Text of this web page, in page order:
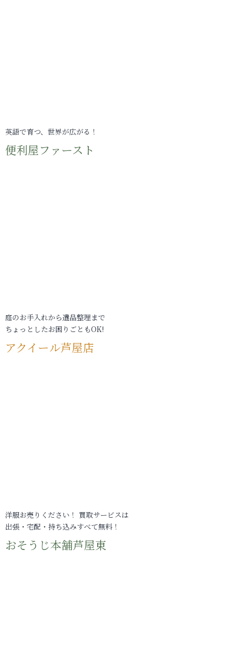
英語で育つ、世界が広がる！
便利屋ファースト
庭のお手入れから遺品整理まで
ちょっとしたお困りごともOK!
アクイール芦屋店
洋服お売りください！ 買取サービスは
出張・宅配・持ち込みすべて無料！
おそうじ本舗芦屋東